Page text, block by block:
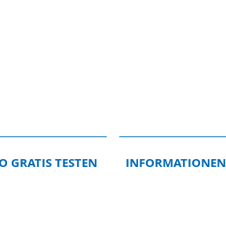
GRATIS TESTEN INFORMATIONEN